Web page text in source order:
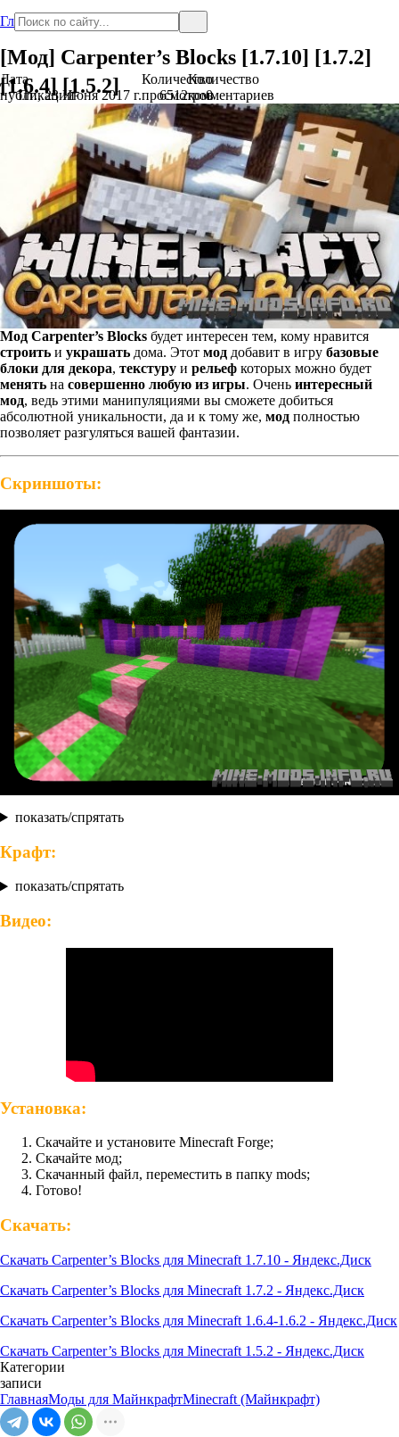
Главная
[Мод] Carpenter’s Blocks [1.7.10] [1.7.2]
[1.6.4] [1.5.2]
Дата
публикации
Пт., 23 Июня 2017 г.
Количество
просмотров
6512
Количество
комментариев
0
Мод Carpenter’s Blocks будет интересен тем, кому нравится
строить и украшать дома. Этот мод добавит в игру базовые
блоки для декора, текстуру и рельеф которых можно будет
менять на совершенно любую из игры. Очень интересный
мод, ведь этими манипуляциями вы сможете добиться
абсолютной уникальности, да и к тому же, мод полностью
позволяет разгуляться вашей фантазии.
Скриншоты:
показать/спрятать
Крафт:
показать/спрятать
Видео:
Установка:
Скачайте и установите Minecraft Forge;
Скачайте мод;
Скачанный файл, переместить в папку mods;
Готово!
Скачать:
Скачать Carpenter’s Blocks для Minecraft 1.7.10 - Яндекс.Диск
Скачать Carpenter’s Blocks для Minecraft 1.7.2 - Яндекс.Диск
Скачать Carpenter’s Blocks для Minecraft 1.6.4-1.6.2 - Яндекс.Диск
Скачать Carpenter’s Blocks для Minecraft 1.5.2 - Яндекс.Диск
Категории
записи
ГлавнаяМоды для МайнкрафтMinecraft (Майнкрафт)